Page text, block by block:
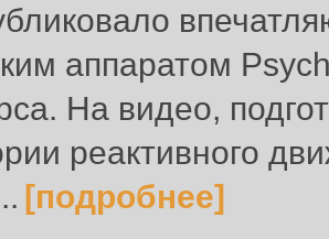
аппаратом
На видео,
реактивного
[подробнее]